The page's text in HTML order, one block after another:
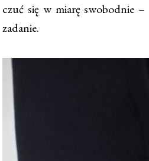
czuć się w miarę swobodnie –
zadanie.